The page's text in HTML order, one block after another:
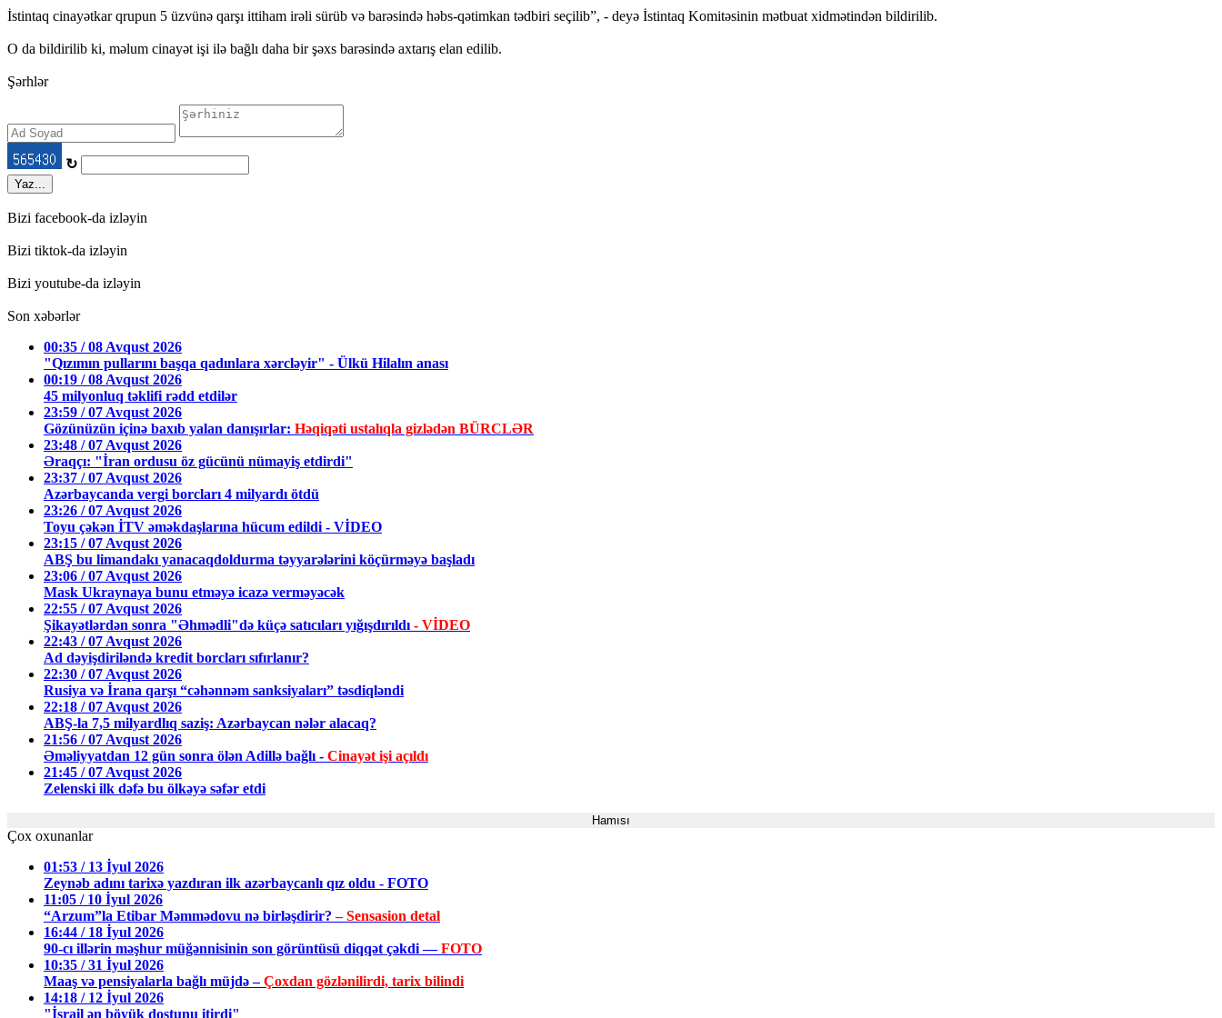
İstintaq cinayətkar qrupun 5 üzvünə qarşı ittiham irəli sürüb və barəsində həbs-qətimkan tədbiri seçilib”, - deyə İstintaq Komitəsinin mətbuat xidmətindən bildirilib.
O da bildirilib ki, məlum cinayət işi ilə bağlı daha bir şəxs barəsində axtarış elan edilib.
Şərhlər
↻
Yaz...
Bizi facebook-da izləyin
Bizi tiktok-da izləyin
Bizi youtube-da izləyin
Son xəbərlər
00:35 / 08 Avqust 2026
"Qızımın pullarını başqa qadınlara xərcləyir" - Ülkü Hilalın anası
00:19 / 08 Avqust 2026
45 milyonluq təklifi rədd etdilər
23:59 / 07 Avqust 2026
Gözünüzün içinə baxıb yalan danışırlar: Həqiqəti ustalıqla gizlədən BÜRCLƏR
23:48 / 07 Avqust 2026
Əraqçı: "İran ordusu öz gücünü nümayiş etdirdi"
23:37 / 07 Avqust 2026
Azərbaycanda vergi borcları 4 milyardı ötdü
23:26 / 07 Avqust 2026
Toyu çəkən İTV əməkdaşlarına hücum edildi - VİDEO
23:15 / 07 Avqust 2026
ABŞ bu limandakı yanacaqdoldurma təyyarələrini köçürməyə başladı
23:06 / 07 Avqust 2026
Mask Ukraynaya bunu etməyə icazə verməyəcək
22:55 / 07 Avqust 2026
Şikayətlərdən sonra "Əhmədli"də küçə satıcıları yığışdırıldı - VİDEO
22:43 / 07 Avqust 2026
Ad dəyişdiriləndə kredit borcları sıfırlanır?
22:30 / 07 Avqust 2026
Rusiya və İrana qarşı “cəhənnəm sanksiyaları” təsdiqləndi
22:18 / 07 Avqust 2026
ABŞ-la 7,5 milyardlıq saziş: Azərbaycan nələr alacaq?
21:56 / 07 Avqust 2026
Əməliyyatdan 12 gün sonra ölən Adillə bağlı - Cinayət işi açıldı
21:45 / 07 Avqust 2026
Zelenski ilk dəfə bu ölkəyə səfər etdi
Hamısı
Çox oxunanlar
01:53 / 13 İyul 2026
Zeynəb adını tarixə yazdıran ilk azərbaycanlı qız oldu - FOTO
11:05 / 10 İyul 2026
“Arzum”la Etibar Məmmədovu nə birləşdirir?– Sensasion detal
16:44 / 18 İyul 2026
90-cı illərin məşhur müğənnisinin son görüntüsü diqqət çəkdi —FOTO
10:35 / 31 İyul 2026
Maaş və pensiyalarla bağlı müjdə –Çoxdan gözlənilirdi, tarix bilindi
14:18 / 12 İyul 2026
"İsrail ən böyük dostunu itirdi"